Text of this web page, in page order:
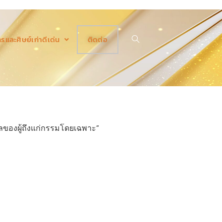
และศิษย์เก่าดีเด่น ติดต่อ
งผู้ถึงแก่กรรมโดยเฉพาะ”